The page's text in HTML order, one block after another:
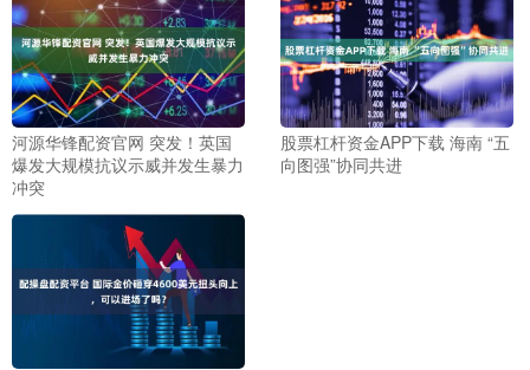
河源华锋配资官网 突发！英国
爆发大规模抗议示威并发生暴力
冲突
股票杠杆资金APP下载 海南 “五
向图强”协同共进